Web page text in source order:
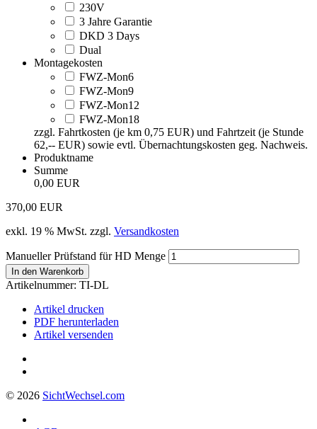
230V
3 Jahre Garantie
DKD 3 Days
Dual
Montagekosten
FWZ-Mon6
FWZ-Mon9
FWZ-Mon12
FWZ-Mon18
zzgl. Fahrtkosten (je km 0,75 EUR) und Fahrtzeit (je Stunde
62,-- EUR) sowie evtl. Übernachtungskosten geg. Nachweis.
Produktname
Summe
0,00 EUR
370,00 EUR
exkl. 19 % MwSt. zzgl. Versandkosten
Manueller Prüfstand für HD Menge
In den Warenkorb
Artikelnummer: TI-DL
Artikel drucken
PDF herunterladen
Artikel versenden
© 2026 SichtWechsel.com